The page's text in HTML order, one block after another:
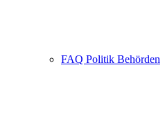
FAQ Politik Behörden